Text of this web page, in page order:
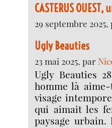
CASTERUS
29 septembre
Ugly Beauties
23 mai 2025, par
Ugly Beauties
homme là
visage
qui aimait les
paysage